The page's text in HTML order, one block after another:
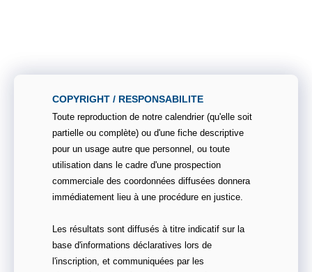
COPYRIGHT / RESPONSABILITE
Toute reproduction de notre calendrier (qu'elle soit
partielle ou complète) ou d'une fiche descriptive
pour un usage autre que personnel, ou toute
utilisation dans le cadre d'une prospection
commerciale des coordonnées diffusées donnera
immédiatement lieu à une procédure en justice.
Les résultats sont diffusés à titre indicatif sur la
base d'informations déclaratives lors de
l'inscription, et communiquées par les